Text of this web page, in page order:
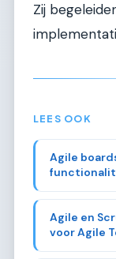
Zij
LEES OOK
Agile
Agile en
voor Agile